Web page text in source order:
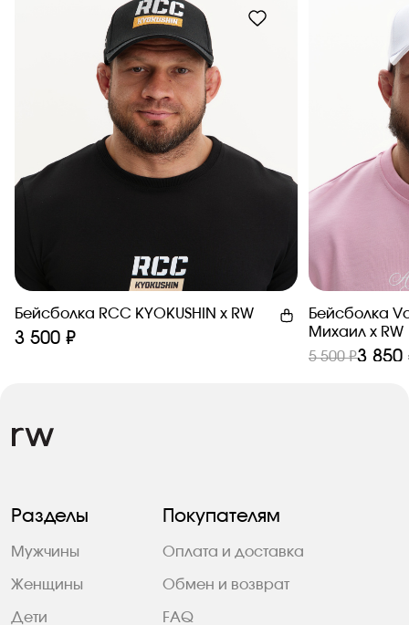
Бейсболка RCC KYOKUSHIN х RW
3 500 ₽
Бейсболка
Михаил x RW
5 500 ₽3 850
Разделы
Мужчины
Женщины
Дети
Покупателям
Оплата и доставка
Обмен и возврат
FAQ